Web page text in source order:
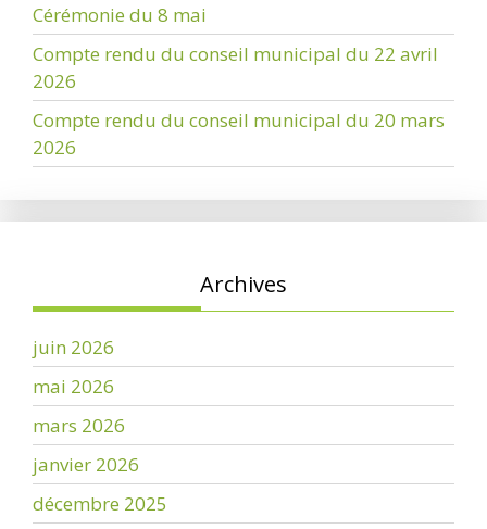
Cérémonie du 8 mai
Compte rendu du conseil municipal du 22 avril
2026
Compte rendu du conseil municipal du 20 mars
2026
Archives
juin 2026
mai 2026
mars 2026
janvier 2026
décembre 2025